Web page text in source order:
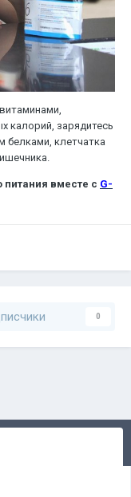
калорий, зарядитесь
белками, клетчатка
питания вместе с G-
0